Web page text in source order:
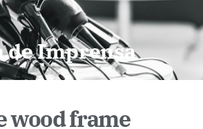
de Imprensa
wood frame